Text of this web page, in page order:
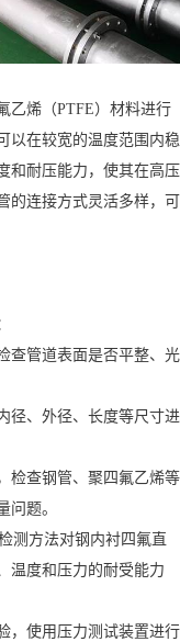
乙烯（PTFE）材料进行
以在较宽的温度范围内稳
和耐压能力，使其在高压
的连接方式灵活多样，可
查管道表面是否平整、光
径、外径、长度等尺寸进
检查钢管、聚四氟乙烯等
问题。
测方法对钢内衬四氟直
温度和压力的耐受能力
，使用压力测试装置进行